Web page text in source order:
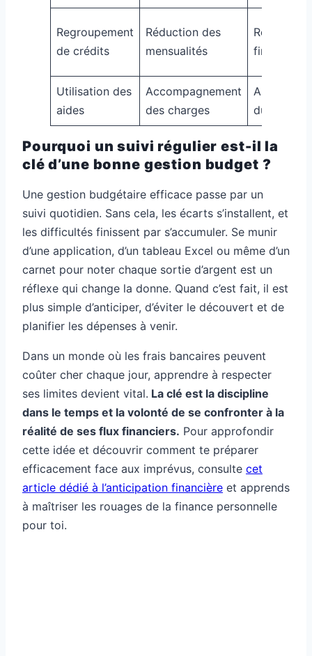
Regroupement
de crédits
Réduction des
mensualités
Respiration
financière
Utilisation des
aides
Accompagnement
des charges
Allégement
durable
Pourquoi un suivi régulier est-il la
clé d’une bonne gestion budget ?
Une gestion budgétaire efficace passe par un
suivi quotidien. Sans cela, les écarts s’installent, et
les difficultés finissent par s’accumuler. Se munir
d’une application, d’un tableau Excel ou même d’un
carnet pour noter chaque sortie d’argent est un
réflexe qui change la donne. Quand c’est fait, il est
plus simple d’anticiper, d’éviter le découvert et de
planifier les dépenses à venir.
Dans un monde où les frais bancaires peuvent
coûter cher chaque jour, apprendre à respecter
ses limites devient vital. La clé est la discipline
dans le temps et la volonté de se confronter à la
réalité de ses flux financiers. Pour approfondir
cette idée et découvrir comment te préparer
efficacement face aux imprévus, consulte cet
article dédié à l’anticipation financière et apprends
à maîtriser les rouages de la finance personnelle
pour toi.